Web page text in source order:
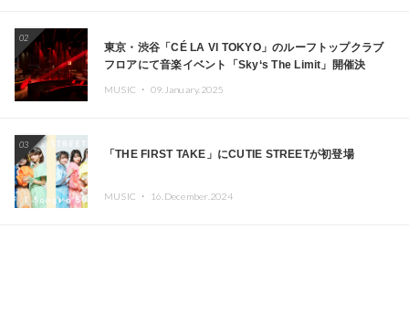
02
東京・渋谷「CÉ LA VI TOKYO」のルーフトップクラブ
フロアにて音楽イベント「Sky‘s The Limit」開催決
MUSIC ・ 09.January.2025
03
「THE FIRST TAKE」にCUTIE STREETが初登場
MUSIC ・ 16.December.2024